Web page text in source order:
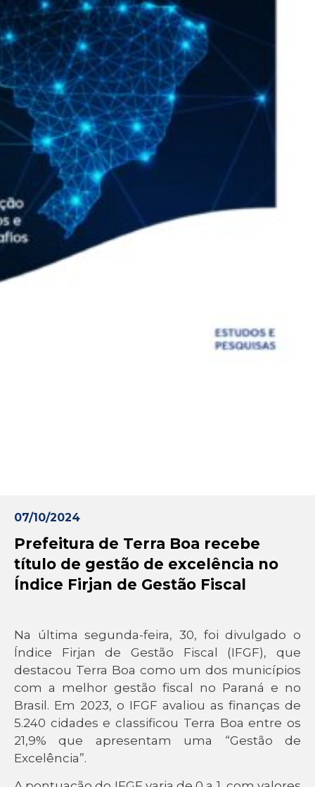
07/10/2024
Prefeitura de Terra Boa recebe
título de gestão de excelência no
Índice Firjan de Gestão Fiscal
Na última segunda-feira, 30, foi divulgado o
Índice Firjan de Gestão Fiscal (IFGF), que
destacou Terra Boa como um dos municípios
com a melhor gestão fiscal no Paraná e no
Brasil. Em 2023, o IFGF avaliou as finanças de
5.240 cidades e classificou Terra Boa entre os
21,9% que apresentam uma “Gestão de
Excelência”.